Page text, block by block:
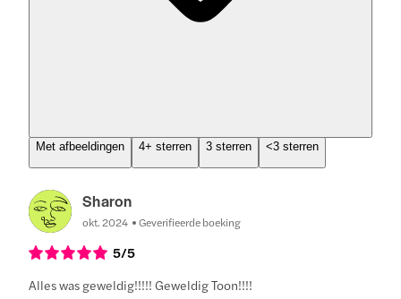
Met afbeeldingen 4+ sterren 3 sterren <3 sterren
Sharon
okt. 2024 Geverifieerde boeking
5/5
Alles was geweldig!!!!! Geweldig Toon!!!!